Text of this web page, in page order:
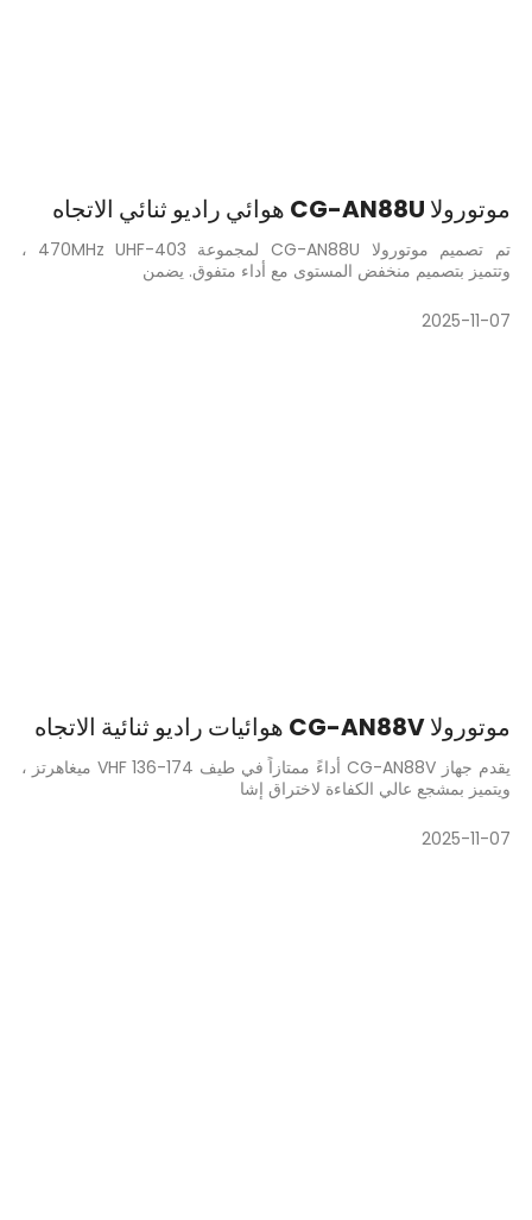
موتورولا CG-AN88U هوائي راديو ثنائي الاتجاه
تم تصميم موتورولا CG-AN88U لمجموعة 403-470MHz UHF ،
وتتميز بتصميم منخفض المستوى مع أداء متفوق. يضمن
2025-11-07
موتورولا CG-AN88V هوائيات راديو ثنائية الاتجاه
يقدم جهاز CG-AN88V أداءً ممتازاً في طيف VHF 136-174 ميغاهرتز ،
ويتميز بمشجع عالي الكفاءة لاختراق إشا
2025-11-07